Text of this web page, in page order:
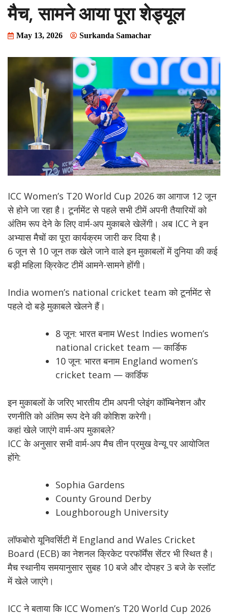
मैच, सामने आया पूरा शेड्यूल
May 13, 2026 Surkanda Samachar
ICC Women’s T20 World Cup 2026 का आगाज 12 जून
से होने जा रहा है। टूर्नामेंट से पहले सभी टीमें अपनी तैयारियों को
अंतिम रूप देने के लिए वार्म-अप मुकाबले खेलेंगी। अब ICC ने इन
अभ्यास मैचों का पूरा कार्यक्रम जारी कर दिया है।
6 जून से 10 जून तक खेले जाने वाले इन मुकाबलों में दुनिया की कई
बड़ी महिला क्रिकेट टीमें आमने-सामने होंगी।
India women’s national cricket team को टूर्नामेंट से
पहले दो बड़े मुकाबले खेलने हैं।
8 जून: भारत बनाम West Indies women’s
national cricket team — कार्डिफ
10 जून: भारत बनाम England women’s
cricket team — कार्डिफ
इन मुकाबलों के जरिए भारतीय टीम अपनी प्लेइंग कॉम्बिनेशन और
रणनीति को अंतिम रूप देने की कोशिश करेगी।
कहां खेले जाएंगे वार्म-अप मुकाबले?
ICC के अनुसार सभी वार्म-अप मैच तीन प्रमुख वेन्यू पर आयोजित
होंगे:
Sophia Gardens
County Ground Derby
Loughborough University
लॉफबोरो यूनिवर्सिटी में England and Wales Cricket
Board (ECB) का नेशनल क्रिकेट परफॉर्मेंस सेंटर भी स्थित है।
मैच स्थानीय समयानुसार सुबह 10 बजे और दोपहर 3 बजे के स्लॉट
में खेले जाएंगे।
ICC ने बताया कि ICC Women’s T20 World Cup 2026